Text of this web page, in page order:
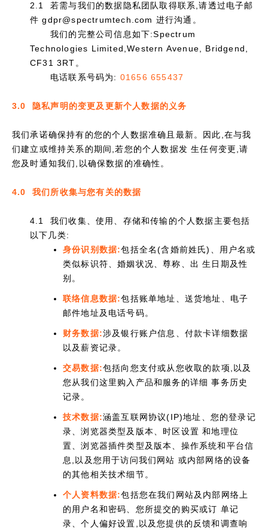
2.1 若需与我们的数据隐私团队取得联系,请透过电子邮
件 gdpr@spectrumtech.com 进行沟通。
我们的完整公司信息如下:Spectrum
Technologies Limited,Western Avenue, Bridgend,
CF31 3RT。
电话联系号码为: 01656 655437
3.0 隐私声明的变更及更新个人数据的义务
我们承诺确保持有的您的个人数据准确且最新。因此,在与我
们建立或维持关系的期间,若您的个人数据发 生任何变更,请
您及时通知我们,以确保数据的准确性。
4.0 我们所收集与您有关的数据
4.1 我们收集、使用、存储和传输的个人数据主要包括
以下几类:
身份识别数据:包括全名(含婚前姓氏)、用户名或
类似标识符、婚姻状况、尊称、出 生日期及性
别。
联络信息数据:包括账单地址、送货地址、电子
邮件地址及电话号码。
财务数据:涉及银行账户信息、付款卡详细数据
以及薪资记录。
交易数据:包括向您支付或从您收取的款项,以及
您从我们这里购入产品和服务的详细 事务历史
记录。
技术数据:涵盖互联网协议(IP)地址、您的登录记
录、浏览器类型及版本、时区设置 和地理位
置、浏览器插件类型及版本、操作系统和平台信
息,以及您用于访问我们网站 或内部网络的设备
的其他相关技术细节。
个人资料数据:包括您在我们网站及内部网络上
的用户名和密码、您所提交的购买或订 单记
录、个人偏好设置,以及您提供的反馈和调查响